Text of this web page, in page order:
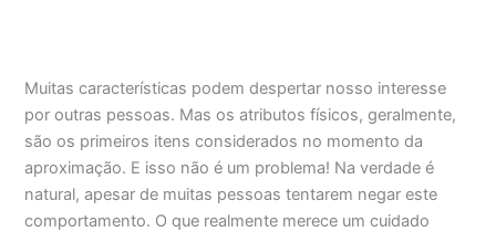
Muitas características podem despertar nosso interesse
por outras pessoas. Mas os atributos físicos, geralmente,
são os primeiros itens considerados no momento da
aproximação. E isso não é um problema! Na verdade é
natural, apesar de muitas pessoas tentarem negar este
comportamento. O que realmente merece um cuidado